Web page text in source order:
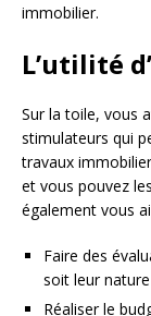
immobilier.
L’utilité
Sur la toile, vous
stimulateurs qui
travaux
et vous pouvez
également vous
Faire des
soit leur nature
Réaliser le